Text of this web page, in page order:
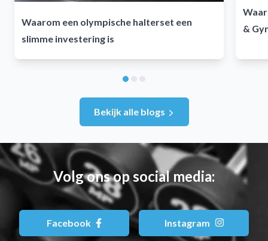
Waarom een olympische halterset een
slimme investering is
&
Bekijk alle blogs
Volg ons op social media:
Facebook Instagram